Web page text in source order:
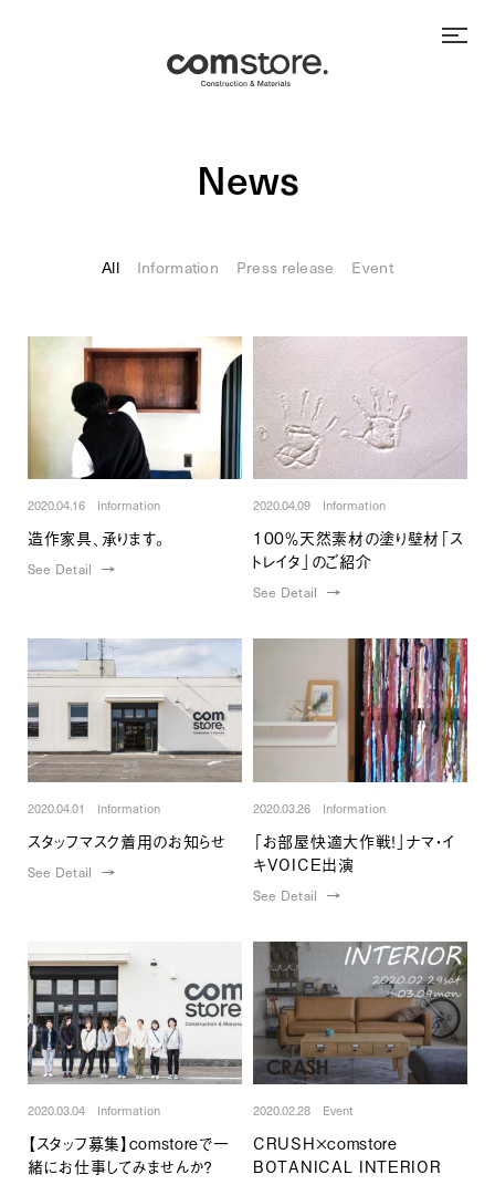
News
All Information Press release Event
2020.04.16 Information
造作家具、承ります。
See Detail
2020.04.09 Information
100％天然素材の塗り壁材「ス
トレイタ」のご紹介
See Detail
2020.04.01 Information
スタッフマスク着用のお知らせ
See Detail
2020.03.26 Information
「お部屋快適大作戦！」ナマ・イ
キVOICE出演
See Detail
2020.03.04 Information
【スタッフ募集】comstoreで一
緒にお仕事してみませんか？
2020.02.28 Event
CRUSH×comstore
BOTANICAL INTERIOR